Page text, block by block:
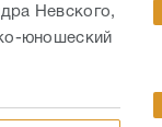
Невского,
юношеский